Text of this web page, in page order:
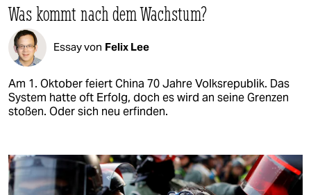
Was kommt nach dem Wachstum?
Essay von Felix Lee
Am 1. Oktober feiert China 70 Jahre Volksrepublik. Das
System hatte oft Erfolg, doch es wird an seine Grenzen
stoßen. Oder sich neu erfinden.